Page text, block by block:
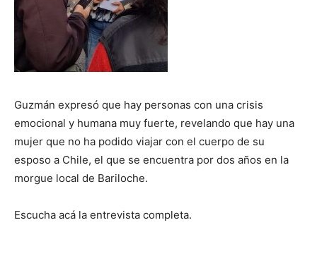
Guzmán expresó que hay personas con una crisis
emocional y humana muy fuerte, revelando que hay una
mujer que no ha podido viajar con el cuerpo de su
esposo a Chile, el que se encuentra por dos años en la
morgue local de Bariloche.
Escucha acá la entrevista completa.